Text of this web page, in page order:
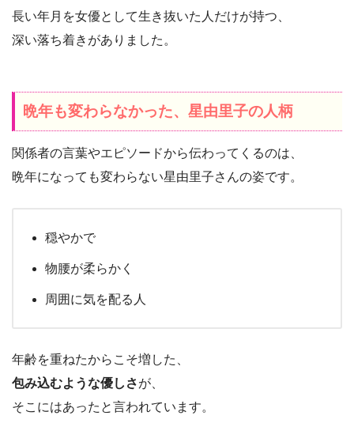
長い年月を女優として生き抜いた人だけが持つ、
深い落ち着きがありました。
晩年も変わらなかった、星由里子の人柄
関係者の言葉やエピソードから伝わってくるのは、
晩年になっても変わらない星由里子さんの姿です。
穏やかで
物腰が柔らかく
周囲に気を配る人
年齢を重ねたからこそ増した、
包み込むような優しさが、
そこにはあったと言われています。